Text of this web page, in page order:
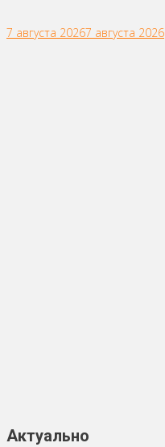
7 августа 20267 августа 2026
Актуально